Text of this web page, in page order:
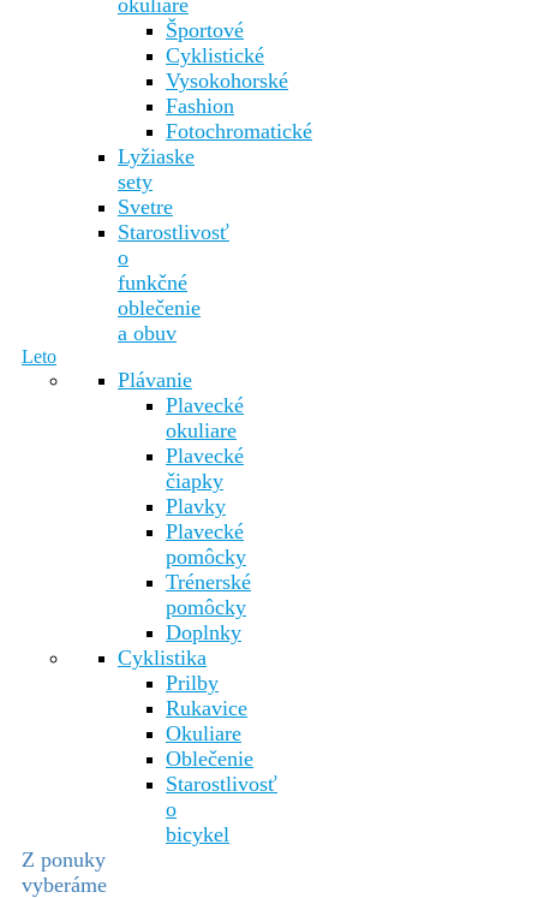
okuliare
Športové
Cyklistické
Vysokohorské
Fashion
Fotochromatické
Lyžiaske
sety
Svetre
Starostlivosť
o
funkčné
oblečenie
a obuv
Leto
Plávanie
Plavecké
okuliare
Plavecké
čiapky
Plavky
Plavecké
pomôcky
Trénerské
pomôcky
Doplnky
Cyklistika
Prilby
Rukavice
Okuliare
Oblečenie
Starostlivosť
o
bicykel
Z ponuky
vyberáme